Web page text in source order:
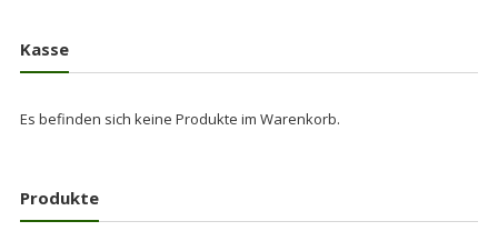
Kasse
Es befinden sich keine Produkte im Warenkorb.
Produkte